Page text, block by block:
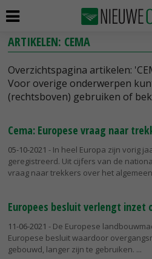
ARTIKELEN: CEMA
Overzichtspagina artikelen:
Voor overige onderwerpen
(rechtsboven) gebruiken of
Cema: Europese vraag naar
05-10-2021 - In heel Europa zijn vorig
geregistreerd. Uit cijfers van de
vraag naar trekkers over het
Europees besluit verlengt inzet
11-06-2021 - De Europese
Europese besluit waardoor
gebouwd, langer zijn te gebruiken.